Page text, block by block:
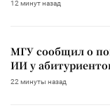
12 минут назад
МГУ сообщил о
ИИ у
22 минуты назад